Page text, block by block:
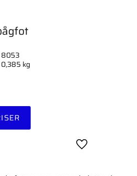
Lägg till i
8053
0,385 kg